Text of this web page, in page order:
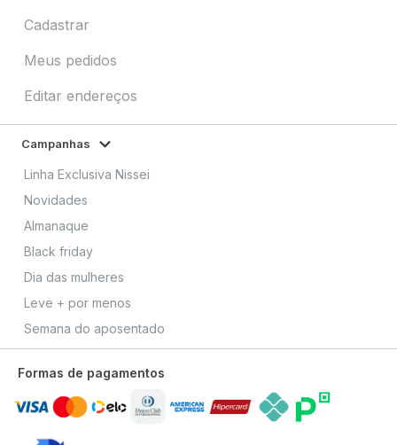
Cadastrar
Meus pedidos
Editar endereços
Campanhas
Linha Exclusiva Nissei
Novidades
Almanaque
Black friday
Dia das mulheres
Leve + por menos
Semana do aposentado
Formas de pagamentos